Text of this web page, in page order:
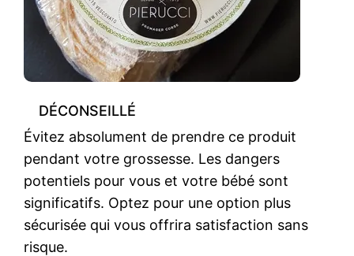
DÉCONSEILLÉ
Évitez absolument de prendre ce produit
pendant votre grossesse. Les dangers
potentiels pour vous et votre bébé sont
significatifs. Optez pour une option plus
sécurisée qui vous offrira satisfaction sans
risque.